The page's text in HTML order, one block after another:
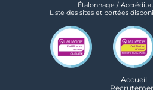
Étalonnage /
Liste des sites et portées
Accueil